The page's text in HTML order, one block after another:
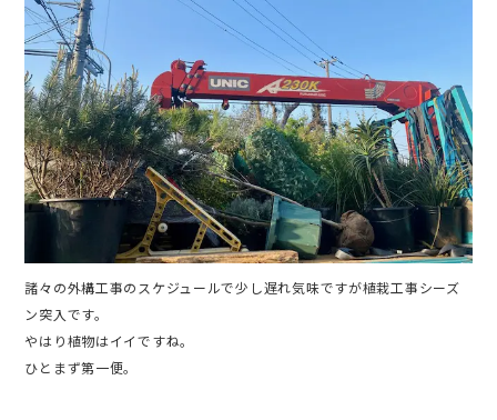
諸々の外構工事のスケジュールで少し遅れ気味ですが植栽工事シーズ
ン突入です。
やはり植物はイイですね。
ひとまず第一便。